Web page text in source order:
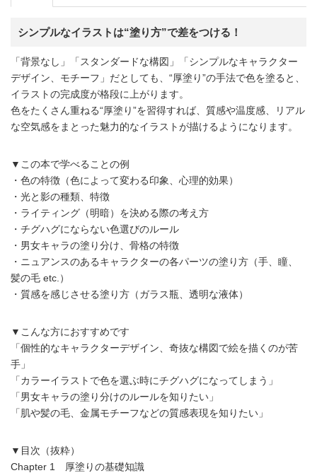
シンプルなイラストは“塗り方”で差をつける！
「背景なし」「スタンダードな構図」「シンプルなキャラクター
デザイン、モチーフ」だとしても、“厚塗り”の手法で色を塗ると、
イラストの完成度が格段に上がります。
色をたくさん重ねる“厚塗り”を習得すれば、質感や温度感、リアル
な空気感をまとった魅力的なイラストが描けるようになります。
▼この本で学べることの例
・色の特徴（色によって変わる印象、心理的効果）
・光と影の種類、特徴
・ライティング（明暗）を決める際の考え方
・チグハグにならない色選びのルール
・男女キャラの塗り分け、骨格の特徴
・ニュアンスのあるキャラクターの各パーツの塗り方（手、瞳、
髪の毛 etc.）
・質感を感じさせる塗り方（ガラス瓶、透明な液体）
▼こんな方におすすめです
「個性的なキャラクターデザイン、奇抜な構図で絵を描くのが苦
手」
「カラーイラストで色を選ぶ時にチグハグになってしまう」
「男女キャラの塗り分けのルールを知りたい」
「肌や髪の毛、金属モチーフなどの質感表現を知りたい」
▼目次（抜粋）
Chapter 1 厚塗りの基礎知識